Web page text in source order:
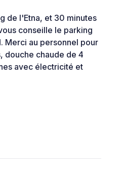
de l'Etna, et 30 minutes
conseille le parking
Merci au personnel pour
douche chaude de 4
avec électricité et